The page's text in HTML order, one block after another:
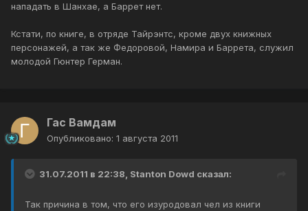
нападать в Шанхае, а Баррет нет.
Кстати, по книге, в отряде Тайрэнтс, кроме двух книжных
персонажей, а так же Федоровой, Намира и Баррета, служил
молодой Гюнтер Герман.
Гас Вамдам
Опубликовано: 1 августа 2011
31.07.2011 в 22:38, Stanton Dowd сказал:
Так причина в том, что его изуродовал чел из книги